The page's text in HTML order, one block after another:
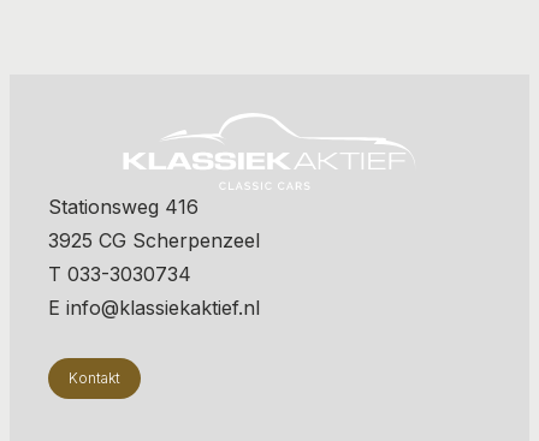
Stationsweg 416
3925 CG Scherpenzeel
T 033-3030734
E info@klassiekaktief.nl
Kontakt